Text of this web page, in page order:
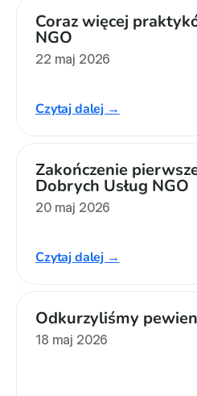
Coraz więcej
NGO
22 maj 2026
Czytaj dalej →
Zakończenie
Dobrych Usług NGO
20 maj 2026
Czytaj dalej →
Odkurzyliśmy
18 maj 2026